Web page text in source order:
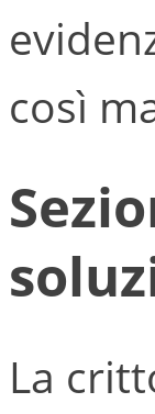
così
La